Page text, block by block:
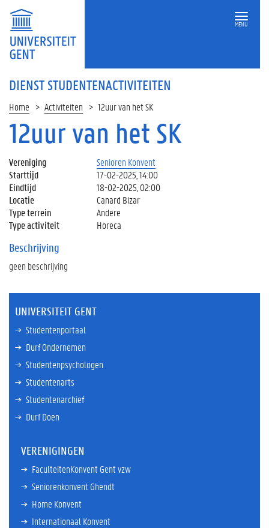
MENU
DIENST STUDENTENACTIVITEITEN
Home Activiteiten 12uur van het SK
12uur van het SK
Vereniging
Senioren Konvent
Starttijd
17-02-2025, 14:00
Eindtijd
18-02-2025, 02:00
Locatie
Canard Bizar
Type terrein
Andere
Type activiteit
Horeca
Beschrijving
geen beschrijving
UNIVERSITEIT GENT
Studentenportaal
Durf Ondernemen
Studentenpsychologen
Studentenarts
Studentenarchief
Durf Doen
VERENIGINGEN
FaculteitenKonvent Gent vzw
Seniorenkonvent Ghendt
Home Konvent
Internationaal Konvent